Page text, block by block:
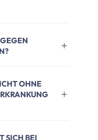
OHNE
SICH BEI